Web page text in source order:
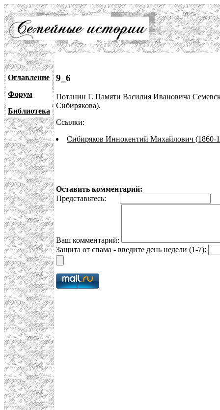
Оглавление
Форум
Библиотека
9_6
Потанин Г. Памяти Василия Ивановича
Сибирякова).
Ссылки:
Сибиряков Иннокентий Михайлович (1860-
Оставить комментарий:
Представьтесь:
Ваш комментарий:
Защита от спама - введите день недели (1-7):